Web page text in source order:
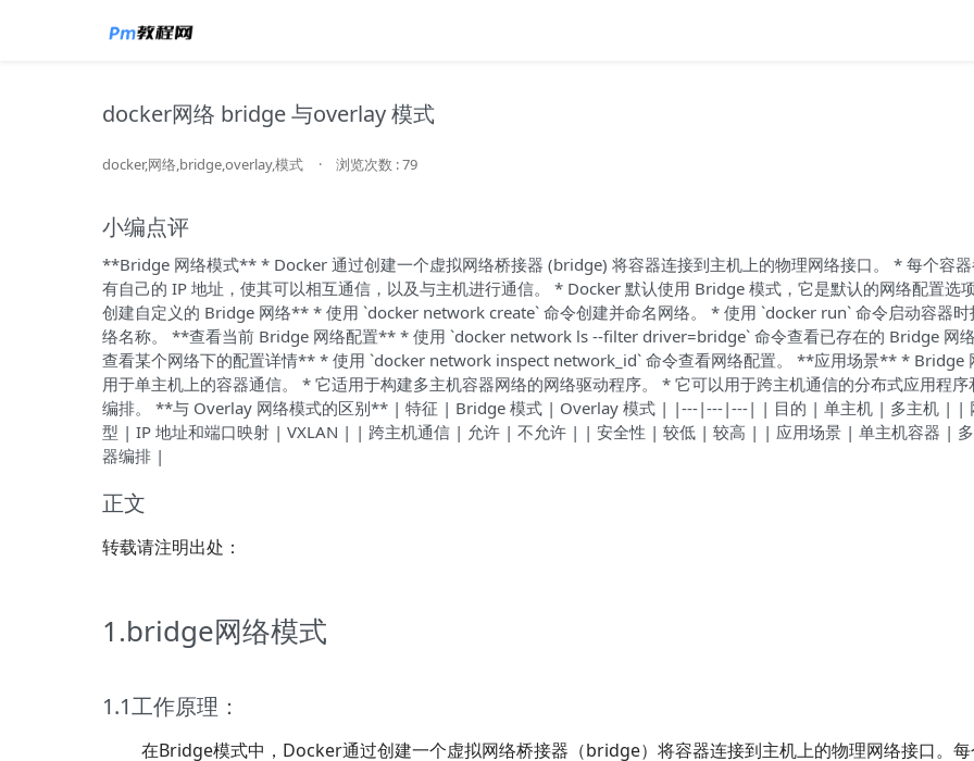
docker网络 bridge 与overlay 模式
docker,网络,bridge,overlay,模式 · 浏览次数 : 79
小编点评
**Bridge 网络模式** * Docker 通过创建一个虚拟网络桥接器 (bridge) 将容器连接到主机上的物理网络接口。 * 每个容
有自己的 IP 地址，使其可以相互通信，以及与主机进行通信。 * Docker 默认使用 Bridge 模式，它是默认的网络配置选
创建自定义的 Bridge 网络** * 使用 `docker network create` 命令创建并命名网络。 * 使用 `docker run` 命令启动容器时
络名称。 **查看当前 Bridge 网络配置** * 使用 `docker network ls --filter driver=bridge` 命令查看已存在的 Bridge 网
查看某个网络下的配置详情** * 使用 `docker network inspect network_id` 命令查看网络配置。 **应用场景** * Bridge
用于单主机上的容器通信。 * 它适用于构建多主机容器网络的网络驱动程序。 * 它可以用于跨主机通信的分布式应用程序
编排。 **与 Overlay 网络模式的区别** | 特征 | Bridge 模式 | Overlay 模式 | |---|---|---| | 目的 | 单主机 | 多主机 | |
型 | IP 地址和端口映射 | VXLAN | | 跨主机通信 | 允许 | 不允许 | | 安全性 | 较低 | 较高 | | 应用场景 | 单主机容器 |
器编排 |
正文
转载请注明出处：
1.bridge网络模式
1.1工作原理：
在Bridge模式中，Docker通过创建一个虚拟网络桥接器（bridge）将容器连接到主机上的物理网络接口。每